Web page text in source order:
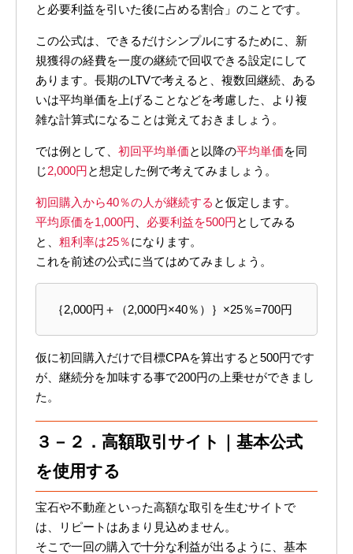
と必要利益を引いた後に占める割合」のことです。
この公式は、できるだけシンプルにするために、新
規獲得の経費を一度の継続で回収できる設定にして
あります。長期のLTVで考えると、複数回継続、ある
いは平均単価を上げることなどを考慮した、より複
雑な計算式になることは覚えておきましょう。
では例として、 初回平均単価と以降の平均単価を同
じ2,000円と想定した例で考えてみましょう。
初回購入から40％の人が継続する と仮定します。
平均原価を1,000円
必要利益を500円としてみる
と、 粗利率は25％になります。
これを前述の公式に当てはめてみましょう。
｛2,000円＋（2,000円×40％）｝×25％=700円
仮に初回購入だけで目標CPAを算出すると500円です
が、継続分を加味する事で200円の上乗せができまし
た。
３－２．高額取引サイト｜基本公式
を使用する
宝石や不動産といった高額な取引を生むサイトで
は、リピートはあまり見込めません。
そこで一回の購入で十分な利益が出るように、基本